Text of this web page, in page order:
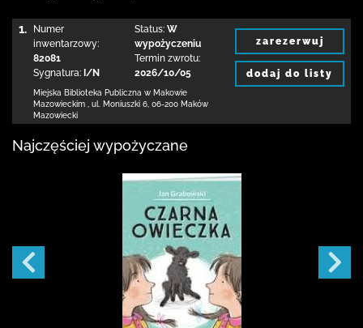
1.
Numer
inwentarzowy:
82081
Sygnatura: I/N
Status: W
wypożyczeniu
Termin zwrotu:
2026/10/05
Miejska Biblioteka Publiczna w Makowie
Mazowieckim
ul. Moniuszki 6 06-200 Maków
Mazowiecki
zarezerwuj
dodaj do listy
Najczęściej wypożyczane